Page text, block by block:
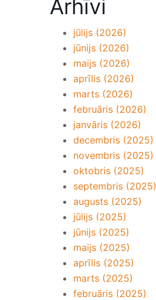
Arhīvi
jūlijs (2026)
jūnijs (2026)
maijs (2026)
aprīlis (2026)
marts (2026)
februāris (2026)
janvāris (2026)
decembris (2025)
novembris (2025)
oktobris (2025)
septembris (2025)
augusts (2025)
jūlijs (2025)
jūnijs (2025)
maijs (2025)
aprīlis (2025)
marts (2025)
februāris (2025)